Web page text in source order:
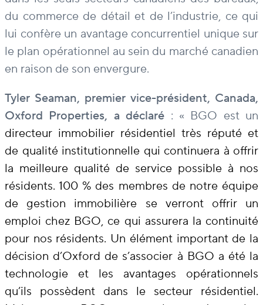
du commerce de détail et de l’industrie, ce qui
lui confère un avantage concurrentiel unique sur
le plan opérationnel au sein du marché canadien
en raison de son envergure.
Tyler Seaman, premier vice-président, Canada,
Oxford Properties, a déclaré : « BGO est un
directeur immobilier résidentiel très réputé et
de qualité institutionnelle qui continuera à offrir
la meilleure qualité de service possible à nos
résidents. 100 % des membres de notre équipe
de gestion immobilière se verront offrir un
emploi chez BGO, ce qui assurera la continuité
pour nos résidents. Un élément important de la
décision d’Oxford de s’associer à BGO a été la
technologie et les avantages opérationnels
qu’ils possèdent dans le secteur résidentiel.